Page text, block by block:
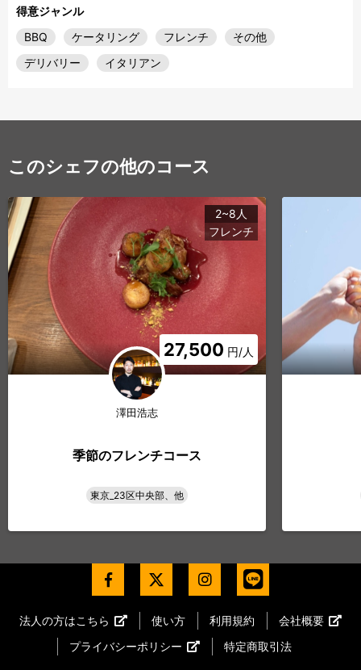
得意ジャンル
BBQ
ケータリング フレンチ
その他
デリバリー
イタリアン
このシェフの他のコース
27,500 円/人
2~8人
フレンチ
澤田浩志
季節のフレンチコース
東京_23区中央部、他
法人の方はこちら 使い方 利用規約
会社概要
プライバシーポリシー
特定商取引法